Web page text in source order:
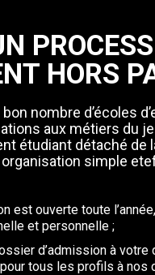
HORS
nombre d’écoles
aux métiers du
étudiant détaché de
simple
est ouverte toute
et personnelle ;
d’admission à
tous les profils à nos